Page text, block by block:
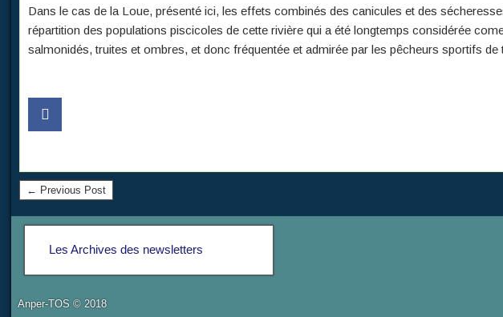
Dans le cas de la Loue, présenté ici, les effets combinés des canicules et des
répartition des populations piscicoles de cette rivière qui a été longtemps considérée
salmonidés, truites et ombres, et donc fréquentée et admirée par les pêcheurs sportifs
← Previous Post
Les Archives des newsletters
Anper-TOS © 2018